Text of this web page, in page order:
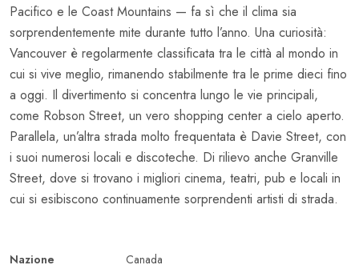
Pacifico e le Coast Mountains — fa sì che il clima sia
sorprendentemente mite durante tutto l’anno. Una curiosità:
Vancouver è regolarmente classificata tra le città al mondo in
cui si vive meglio, rimanendo stabilmente tra le prime dieci fino
a oggi. Il divertimento si concentra lungo le vie principali,
come Robson Street, un vero shopping center a cielo aperto.
Parallela, un’altra strada molto frequentata è Davie Street, con
i suoi numerosi locali e discoteche. Di rilievo anche Granville
Street, dove si trovano i migliori cinema, teatri, pub e locali in
cui si esibiscono continuamente sorprendenti artisti di strada.
Nazione Canada